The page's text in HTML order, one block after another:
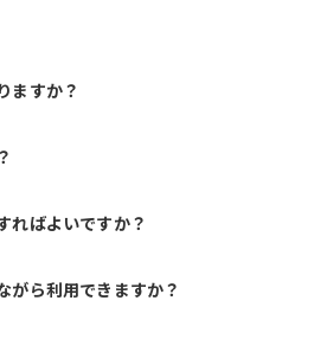
ますか？
ればよいですか？
がら利用できますか？